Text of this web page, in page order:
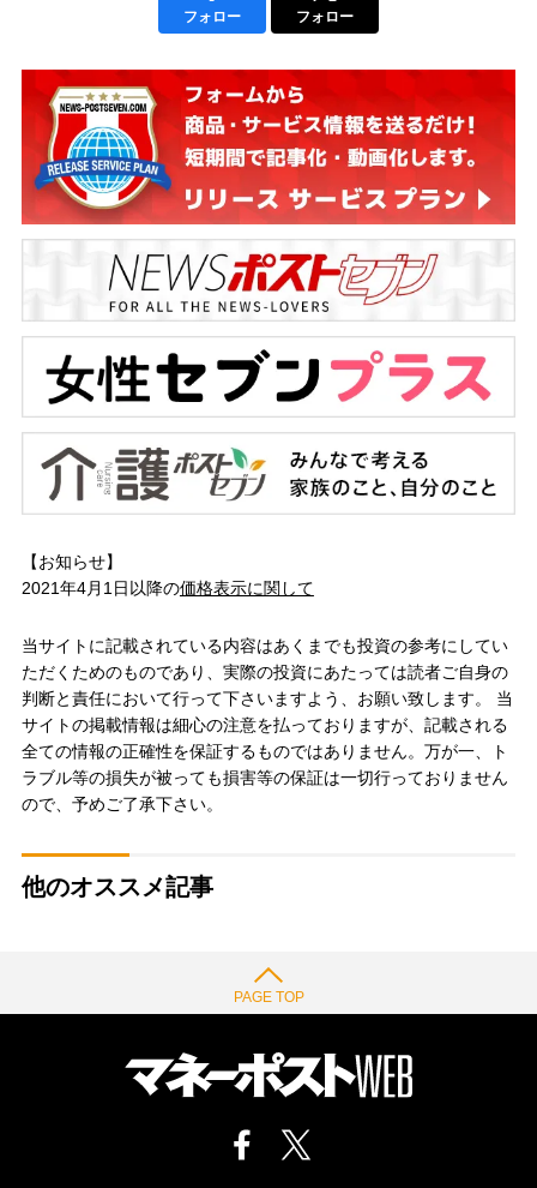
フォロー フォロー
【お知らせ】
2021年4月1日以降の価格表示に関して
当サイトに記載されている内容はあくまでも投資の参考にしてい
ただくためのものであり、実際の投資にあたっては読者ご自身の
判断と責任において行って下さいますよう、お願い致します。 当
サイトの掲載情報は細心の注意を払っておりますが、記載される
全ての情報の正確性を保証するものではありません。万が一、ト
ラブル等の損失が被っても損害等の保証は一切行っておりません
ので、予めご了承下さい。
他のオススメ記事
PAGE TOP